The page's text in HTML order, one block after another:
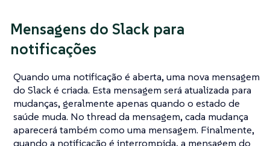
Mensagens do Slack para
notificações
Quando uma notificação é aberta, uma nova mensagem
do Slack é criada. Esta mensagem será atualizada para
mudanças, geralmente apenas quando o estado de
saúde muda. No thread da mensagem, cada mudança
aparecerá também como uma mensagem. Finalmente,
quando a notificação é interrompida, a mensagem do